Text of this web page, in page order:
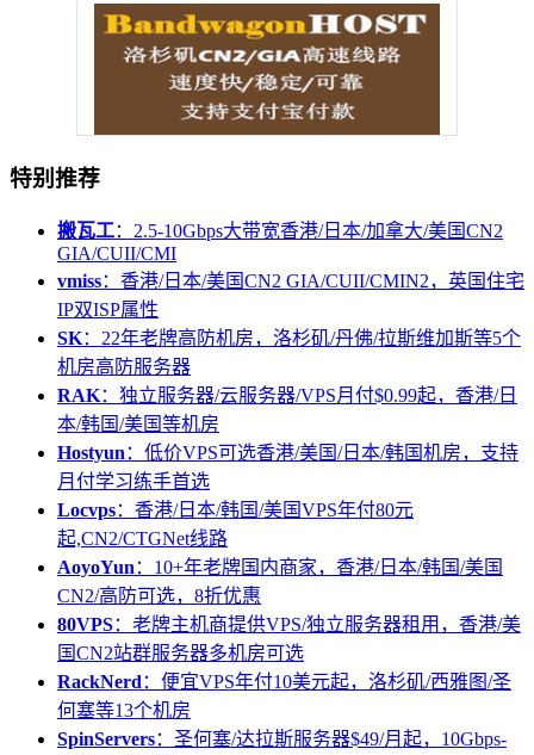
特别推荐
搬瓦工：2.5-10Gbps大带宽香港/日本/加拿大/美国CN2
GIA/CUII/CMI
vmiss：香港/日本/美国CN2 GIA/CUII/CMIN2，英国住宅
IP双ISP属性
SK：22年老牌高防机房，洛杉矶/丹佛/拉斯维加斯等5个
机房高防服务器
RAK：独立服务器/云服务器/VPS月付$0.99起，香港/日
本/韩国/美国等机房
Hostyun ：低价VPS可选香港/美国/日本/韩国机房，支持
月付学习练手首选
Locvps：香港/日本/韩国/美国VPS年付80元
起,CN2/CTGNet线路
AoyoYun ：10+年老牌国内商家，香港/日本/韩国/美国
CN2/高防可选，8折优惠
80VPS：老牌主机商提供VPS/独立服务器租用，香港/美
国CN2站群服务器多机房可选
RackNerd ：便宜VPS年付10美元起，洛杉矶/西雅图/圣
何塞等13个机房
SpinServers：圣何塞/达拉斯服务器$49/月起，10Gbps-